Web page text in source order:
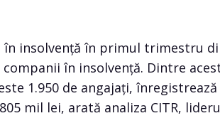
în insolvență în primul trimestru
în insolvență. Dintre
1.950 de angajați,
mil lei, arată analiza CITR,